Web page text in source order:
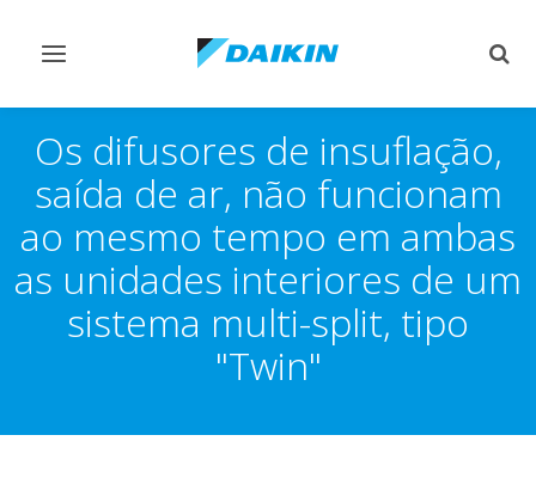
Comutar
Os difusores de insuflação,
saída de ar, não funcionam
ao mesmo tempo em ambas
as unidades interiores de um
sistema multi-split, tipo
"Twin"